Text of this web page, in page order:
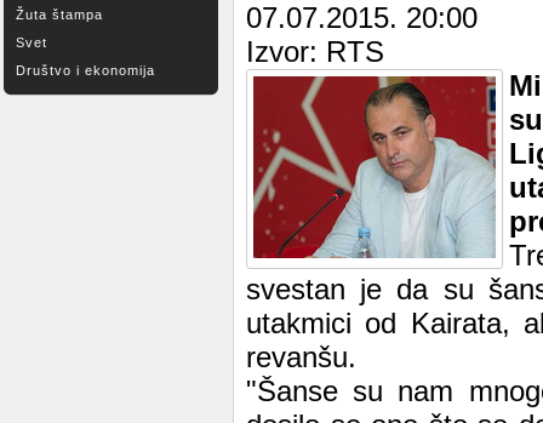
Žuta štampa
Svet
Društvo i ekonomija
07.07.2015. 20:00
Izvor: RTS
svestan je da su
utakmici od Kairata,
revanšu.
"Šanse su nam